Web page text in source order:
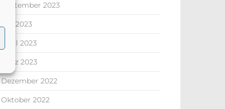
September 2023
Juli 2023
April 2023
März 2023
Dezember 2022
Oktober 2022